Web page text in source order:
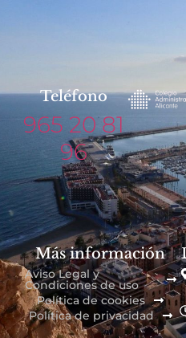
Teléfono
965 20 81
96
Más información
Aviso Legal y
Condiciones de uso
Política de cookies
Política de privacidad